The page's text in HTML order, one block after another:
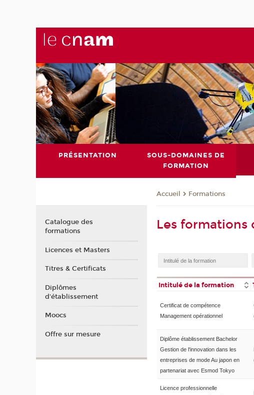
PRÉSENTATION
SOUS-DOMAINES DE
FORMATION
Accueil Formations
Les formations
Intitulé de la formation
Certificat de compétence
Management opérationnel
Diplôme établissement Bachelor
Gestion de l'innovation dans les
entreprises de mode Au japon en
partenariat avec Esmod Tokyo
Licence professionnelle
Catalogue des
formations
Licences et Masters
Titres & Certificats
Diplômes
d'établissement
Moocs
Offre sur mesure